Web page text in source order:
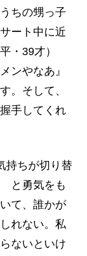
ちの甥っ子
ート中に近
・39才）
ンやなあ』
。そして、
手してくれ
持ちが切り替
と勇気をも
て、誰かが
れない。私
ないといけ